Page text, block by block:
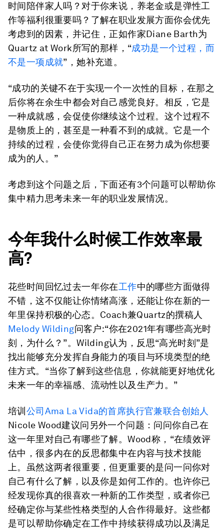
时间陪伴家人吗？对于你来说，养老金或是弹性工
作等福利很重要吗？了解在职业发展方面你会优先
考虑到的因素，并记住，正如作家Diane Barth为
Quartz at Work所写的那样，“成功是一个过程，而
不是一项成就”，她补充道。
“成功的关键不在于实现一个一次性的目标，在那之
后你将在余生中都会对自己感觉良好。相反，它是
一种成就感，会促使你继续这个过程。这个过程不
是物质上的，甚至是一种看不到的成就。它是一个
持续的过程，会使你觉得自己正在努力成为你想要
成为的人。”
考虑到这个问题之后，下面还有3个问题可以帮助你
集中精力思考未来一年的职业发展情况。
今年我什么时候工作效率最
高?
花些时间回忆过去一年你在工作中的哪些方面做得
不错，这不仅能让你情绪高涨，还能让你在新的一
年里保持积极的心态。Coach兼Quartz的撰稿人
Melody Wilding问客户:“你在2021年有哪些高光时
刻，为什么？”。Wilding认为，反思“高光时刻”是
找出能够充分发挥自身能力的项目与环境类型的绝
佳方式。“当你了解到这些信息，你就能更好地优化
未来一年的幸福感、流动性以及生产力。”
培训 公司Ama La Vida的首席执行官兼联合创始人
Nicole Wood建议问另外一个问题：问问你自己在
这一年里对自己有哪些了解。Wood称，“在绩效评
估中，很多内在的反思都集中在内容与技术技能
上。虽然这两者很重要，但更重要的是问一问你对
自己有什么了解，以及你是如何工作的。也许你已
经发现你真的很喜欢一种新的工作类型，或者你已
经确定你与某些性格类型的人合作得最好。这些都
是可以帮助你确定在工作中持续获得成功以及满足